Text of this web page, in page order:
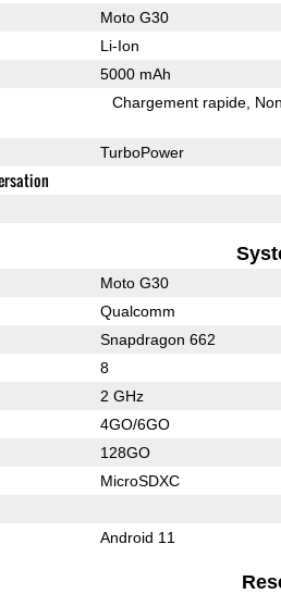
Moto G30
Li-Ion
5000 mAh
Chargement rapide
TurboPower
Moto G30
Qualcomm
Snapdragon 662
8
2 GHz
4GO/6GO
128GO
MicroSDXC
Android 11